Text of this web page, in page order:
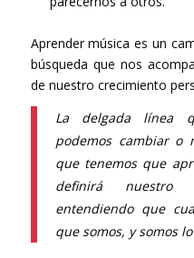
Aprender música es un
búsqueda que nos
de nuestro crecimiento
La delgada línea
podemos cambiar o
que tenemos que
definirá nuestro
entendiendo que
que somos, y somos